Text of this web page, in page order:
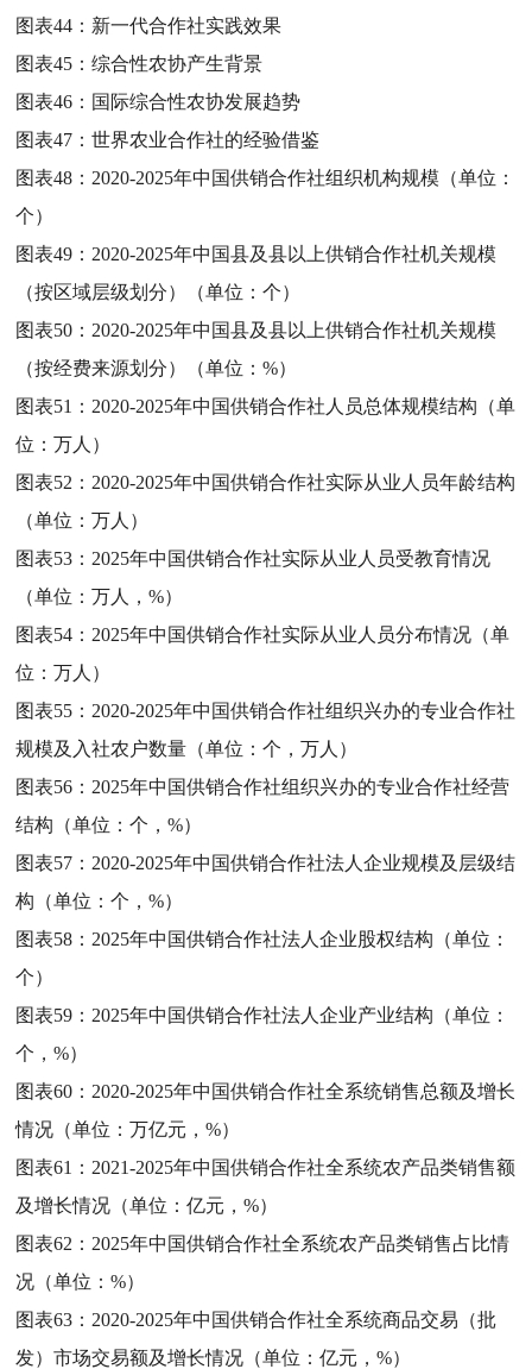
图表44： 新一代合作社实践效果
图表45：综合性农协产生背景
图表46： 国际综合性农协发展趋势
图表47：世界农业合作社的经验借鉴
图表48： 2020-2025年中国供销合作社组织机构规模（单位：
个）
图表49： 2020-2025年中国县及县以上供销合作社机关规模
（按区域层级划分）（单位：个）
图表50： 2020-2025年中国县及县以上供销合作社机关规模
（按经费来源划分）（单位：%）
图表51： 2020-2025年中国供销合作社人员总体规模结构（单
位：万人）
图表52： 2020-2025年中国供销合作社实际从业人员年龄结构
（单位：万人）
图表53： 2025年中国供销合作社实际从业人员受教育情况
（单位：万人，%）
图表54： 2025年中国供销合作社实际从业人员分布情况（单
位：万人）
图表55： 2020-2025年中国供销合作社组织兴办的专业合作社
规模及入社农户数量（单位：个，万人）
图表56： 2025年中国供销合作社组织兴办的专业合作社经营
结构（单位：个，%）
图表57： 2020-2025年中国供销合作社法人企业规模及层级结
构（单位：个，%）
图表58： 2025年中国供销合作社法人企业股权结构（单位：
个）
图表59： 2025年中国供销合作社法人企业产业结构（单位：
个，%）
图表60： 2020-2025年中国供销合作社全系统销售总额及增长
情况（单位：万亿元，%）
图表61： 2021-2025年中国供销合作社全系统农产品类销售额
及增长情况（单位：亿元，%）
图表62： 2025年中国供销合作社全系统农产品类销售占比情
况（单位：%）
图表63： 2020-2025年中国供销合作社全系统商品交易（批
发）市场交易额及增长情况（单位：亿元，%）